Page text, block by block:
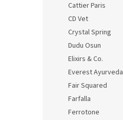
Cattier Paris
CD Vet
Crystal Spring
Dudu Osun
Elixirs & Co.
Everest Ayurveda
Fair Squared
Farfalla
Ferrotone